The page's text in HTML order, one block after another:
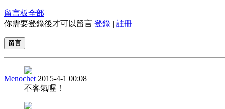
留言板全部
你需要登錄後才可以留言 登錄 | 註冊
留言
Menochet 2015-4-1 00:08
不客氣喔！